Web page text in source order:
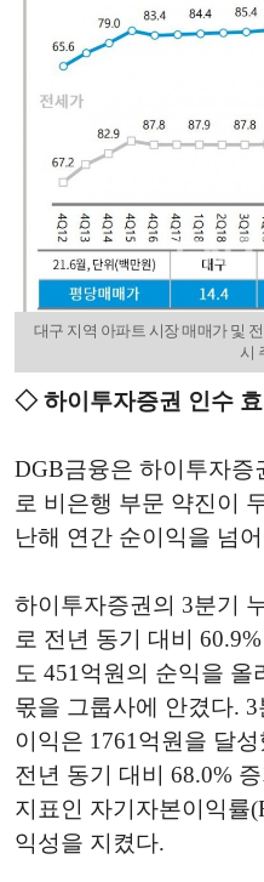
대구 지역 아파트 시장 매매가 및
시
◇ 하이투자증권 인수 효
DGB금융은 하이투자증
로 비은행 부문 약진이
난해 연간 순이익을 넘
하이투자증권의 3분기
로 전년 동기 대비
도 451억원의 순익을
몫을 그룹사에 안겼다.
이익은 1761억원을 달
전년 동기 대비 68.0%
지표인 자기자본이익률
익성을 지켰다.